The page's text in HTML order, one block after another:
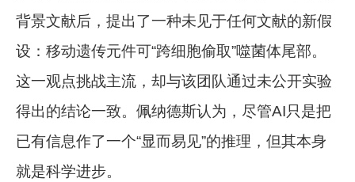
背景文献后，提出了一种未见于任何文献的新假
设：移动遗传元件可“跨细胞偷取”噬菌体尾部。
这一观点挑战主流，却与该团队通过未公开实验
得出的结论一致。佩纳德斯认为，尽管AI只是把
已有信息作了一个“显而易见”的推理，但其本身
就是科学进步。